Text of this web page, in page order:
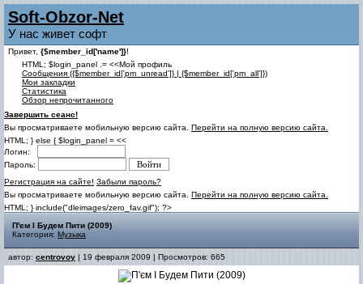
Soft-Obzor-Net
У нас живет софт
Привет, {$member_id['name']}!
HTML; $login_panel .= <<Мой профиль
Cообщения ({$member_id['pm_unread']} | {$member_id['pm_all']})
Мои закладки
Статистика
Обзор непрочитанного
Завершить сеанс!
Вы просматриваете мобильную версию сайта. Перейти на полную версию сайта.
HTML; } else { $login_panel = <<
Логин:
Пароль:
Регистрация на сайте! Забыли пароль?
Вы просматриваете мобильную версию сайта. Перейти на полную версию сайта.
HTML; } include("dleimages/zero_fav.gif"); ?>
П'єм I Будем Пити (2009)
Категория: Музыка
автор: centrovoy | 19 февраля 2009 | Просмотров: 665